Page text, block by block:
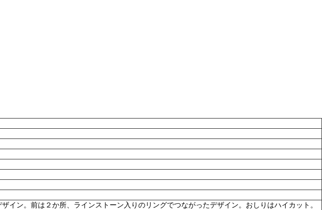
ン。前は２か所、ラインストーン入りのリングでつながったデザイン。おしりはハイカット。